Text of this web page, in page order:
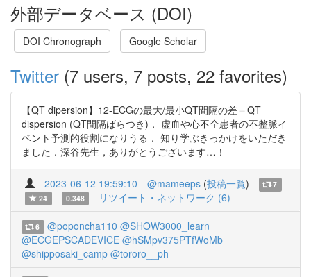
外部データベース (DOI)
DOI Chronograph Google Scholar
Twitter (7 users, 7 posts, 22 favorites)
【QT dipersion】12-ECGの最大/最小QT間隔の差＝QT
dispersion (QT間隔ばらつき)． 虚血や心不全患者の不整脈イ
ベント予測的役割になりうる． 知り学ぶきっかけをいただき
ました．深谷先生，ありがとうございます…！
2023-06-12 19:59:10 @mameeps (投稿一覧)
7
24
0.348 リツイート・ネットワーク (6)
6 @poponcha110 @SHOW3000_learn
@ECGEPSCADEVICE @hSMpv375PTfWoMb
@shipposaki_camp @tororo__ph